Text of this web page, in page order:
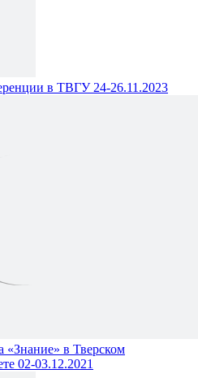
в ТВГУ 24-26.11.2023
«Знание» в Тверском
02-03.12.2021